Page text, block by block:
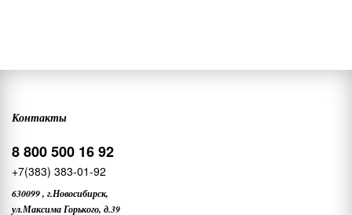
Контакты
8 800 500 16 92
+7(383) 383-01-92
630099, г.Новосибирск,
ул.Максима Горького, д.39